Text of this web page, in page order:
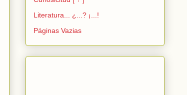
Literatura... ¿...? ¡...!
Páginas Vazias